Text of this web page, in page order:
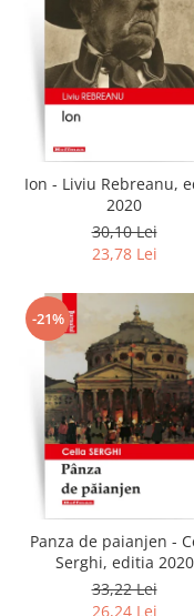
Ion - Liviu Rebreanu,
2020
30,10 Lei
23,78 Lei
-21%
Panza de paianjen -
Serghi, editia 2020
33,22 Lei
26,24 Lei